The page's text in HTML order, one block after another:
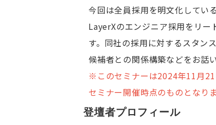
今回は全員採用を明文化してい
LayerXのエンジニア採用をリー
す。同社の採用に対するスタン
候補者との関係構築などをお話
※このセミナーは2024年11月
セミナー開催時点のものとなり
登壇者プロフィール